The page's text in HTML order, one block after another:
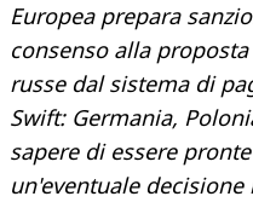
Europea prepara
consenso alla
russe dal sistema di
Swift: Germania,
sapere di essere
un'eventuale